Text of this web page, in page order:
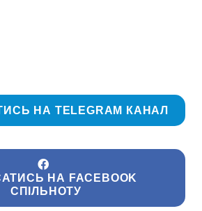
НА TELEGRAM КАНАЛ
НА FACEBOOK
СПІЛЬНОТУ